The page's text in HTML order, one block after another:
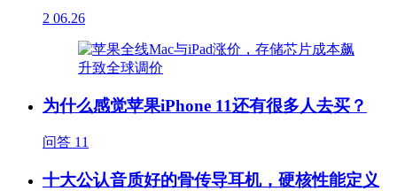
2 06.26
为什么感觉苹果iPhone 11还有很多人去买？
问答 11
十大公认音质好的骨传导耳机，硬核性能定义